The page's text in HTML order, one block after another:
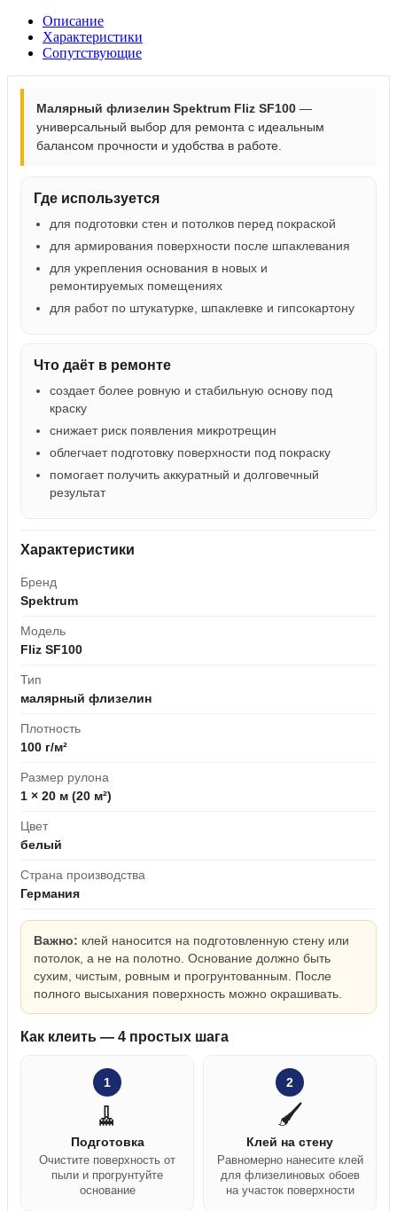
Описание
Характеристики
Сопутствующие
Малярный флизелин Spektrum Fliz SF100 —
универсальный выбор для ремонта с идеальным
балансом прочности и удобства в работе.
Где используется
для подготовки стен и потолков перед покраской
для армирования поверхности после шпаклевания
для укрепления основания в новых и
ремонтируемых помещениях
для работ по штукатурке, шпаклевке и гипсокартону
Что даёт в ремонте
создает более ровную и стабильную основу под
краску
снижает риск появления микротрещин
облегчает подготовку поверхности под покраску
помогает получить аккуратный и долговечный
результат
Характеристики
Бренд
Spektrum
Модель
Fliz SF100
Тип
малярный флизелин
Плотность
100 г/м²
Размер рулона
1 × 20 м (20 м²)
Цвет
белый
Страна производства
Германия
Важно: клей наносится на подготовленную стену или
потолок, а не на полотно. Основание должно быть
сухим, чистым, ровным и прогрунтованным. После
полного высыхания поверхность можно окрашивать.
Как клеить — 4 простых шага
1
🧹
Подготовка
Очистите поверхность от
пыли и прогрунтуйте
основание
2
🖌️
Клей на стену
Равномерно нанесите клей
для флизелиновых обоев
на участок поверхности